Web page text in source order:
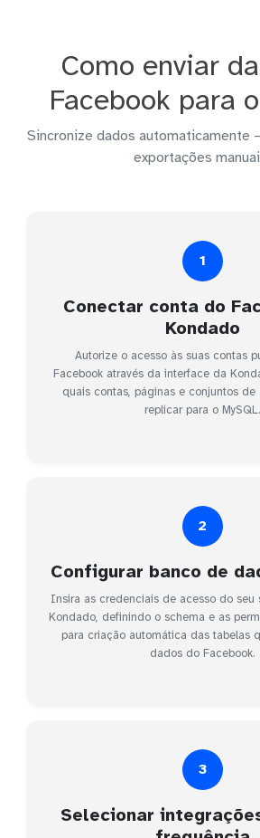
Como enviar
Facebook para
Sincronize dados automaticamente
exportações
1
Conectar conta do
Kondado
Autorize o acesso às suas contas
Facebook através da interface da
quais contas, páginas e conjuntos de
replicar para o MySQL.
2
Configurar banco de
Insira as credenciais de acesso do seu
Kondado, definindo o schema e as
para criação automática das tabelas
dados do Facebook.
3
Selecionar